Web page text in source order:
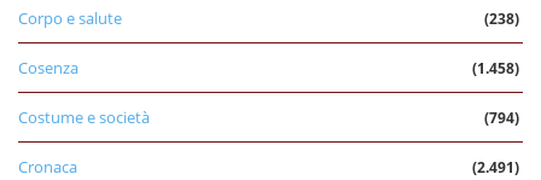
Corpo e salute (238)
Cosenza (1.458)
Costume e società (794)
Cronaca (2.491)